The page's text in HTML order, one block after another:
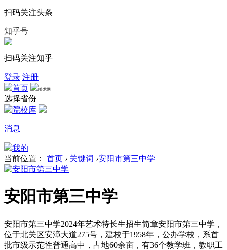
扫码关注头条
知乎号
扫码关注知乎
登录 注册
首页
美术网
选择省份
院校库
消息
我的
当前位置：
首页 › 关键词 ›安阳市第三中学
安阳市第三中学
安阳市第三中学2024年艺术特长生招生简章安阳市第三中学，
位于北关区安漳大道275号，建校于1958年，公办学校，系首
批市级示范性普通高中，占地60余亩，有36个教学班，教职工